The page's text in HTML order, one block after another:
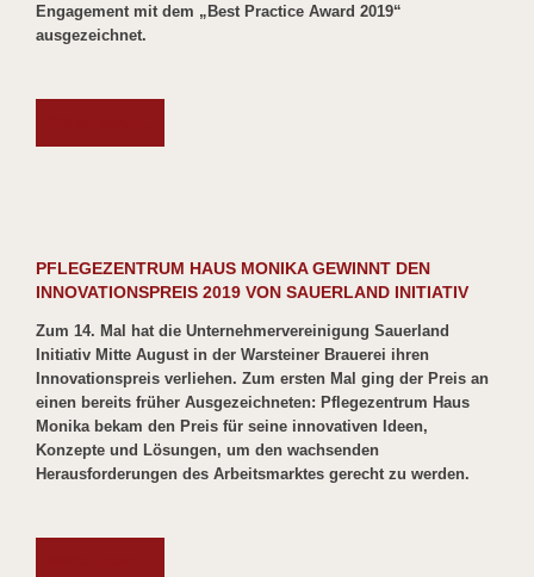
Engagement mit dem „Best Practice Award 2019“
ausgezeichnet.
PFLEGEZENTRUM HAUS MONIKA GEWINNT DEN
INNOVATIONSPREIS 2019 VON SAUERLAND INITIATIV
Zum 14. Mal hat die Unternehmervereinigung Sauerland
Initiativ Mitte August in der Warsteiner Brauerei ihren
Innovationspreis verliehen. Zum ersten Mal ging der Preis an
einen bereits früher Ausgezeichneten: Pflegezentrum Haus
Monika bekam den Preis für seine innovativen Ideen,
Konzepte und Lösungen, um den wachsenden
Herausforderungen des Arbeitsmarktes gerecht zu werden.